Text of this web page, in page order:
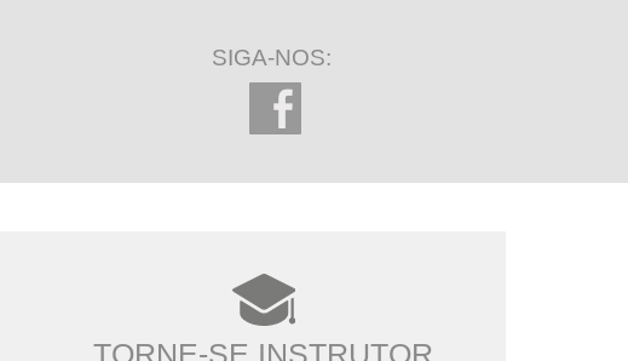
SIGA-NOS:
TORNE-SE INSTRUTOR